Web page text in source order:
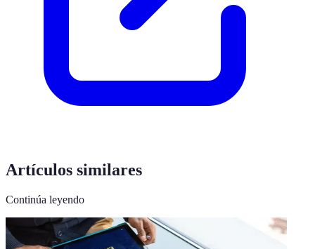
Artículos similares
Continúa leyendo